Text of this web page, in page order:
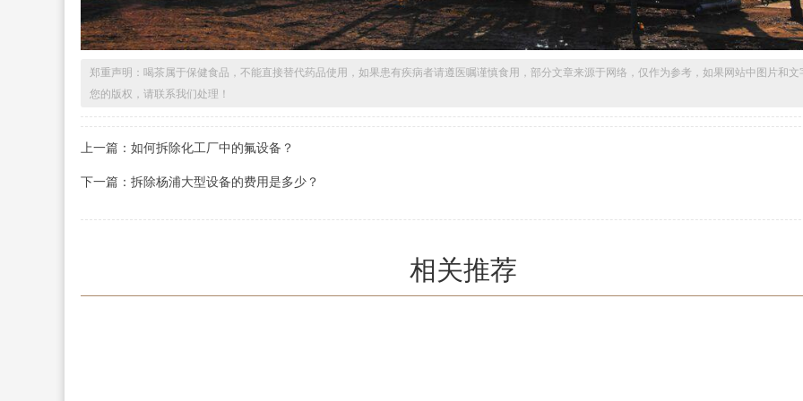
郑重声明：喝茶属于保健食品，不能直接替代药品使用，如果患有疾病者请遵医嘱谨慎食用，部分文章来源于网络，仅作为参考，如果网站中图片和文
您的版权，请联系我们处理！
上一篇：如何拆除化工厂中的氟设备？
下一篇：拆除杨浦大型设备的费用是多少？
相关推荐